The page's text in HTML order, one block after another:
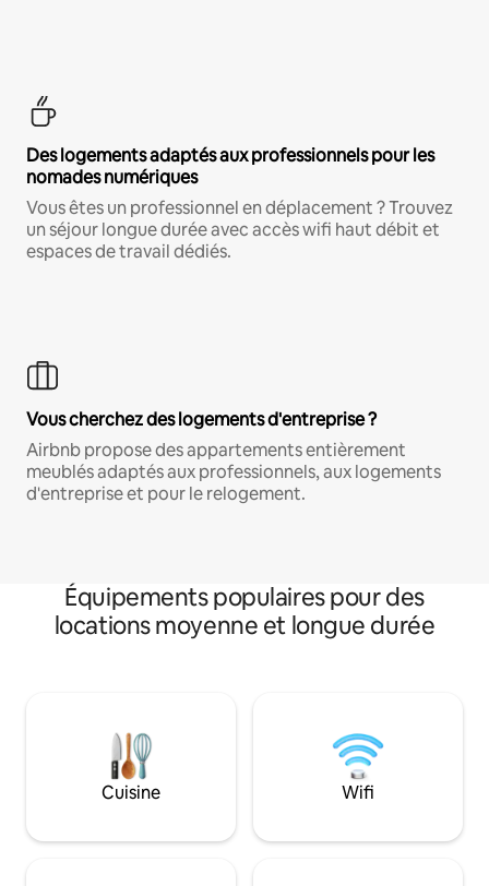
Des logements adaptés aux professionnels pour les
nomades numériques
Vous êtes un professionnel en déplacement ? Trouvez
un séjour longue durée avec accès wifi haut débit et
espaces de travail dédiés.
Vous cherchez des logements d'entreprise ?
Airbnb propose des appartements entièrement
meublés adaptés aux professionnels, aux logements
d'entreprise et pour le relogement.
Équipements populaires pour des
locations moyenne et longue durée
Cuisine Wifi